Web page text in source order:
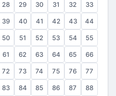
28 29 30 31 32 33
39 40 41 42 43 44
50 51 52 53 54 55
61 62 63 64 65 66
72 73 74 75 76 77
83 84 85 86 87 88